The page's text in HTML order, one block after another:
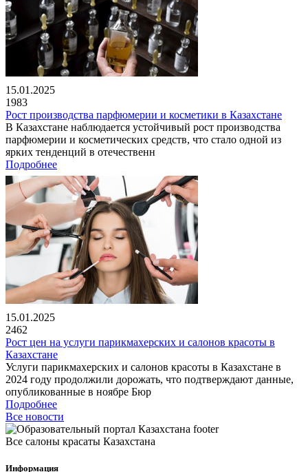
15.01.2025
1983
Рост производства парфюмерии и косметики в Казахстане
В Казахстане наблюдается устойчивый рост производства
парфюмерии и косметических средств, что стало одной из
ярких тенденций в отечественн
Подробнее
15.01.2025
2462
Рост цен на услуги парикмахерских и салонов красоты в
Казахстане
Услуги парикмахерских и салонов красоты в Казахстане в
2024 году продолжили дорожать, что подтверждают данные,
опубликованные в ноябре Бюр
Подробнее
Все новости
Все салоны красаты Казахстана
Информация